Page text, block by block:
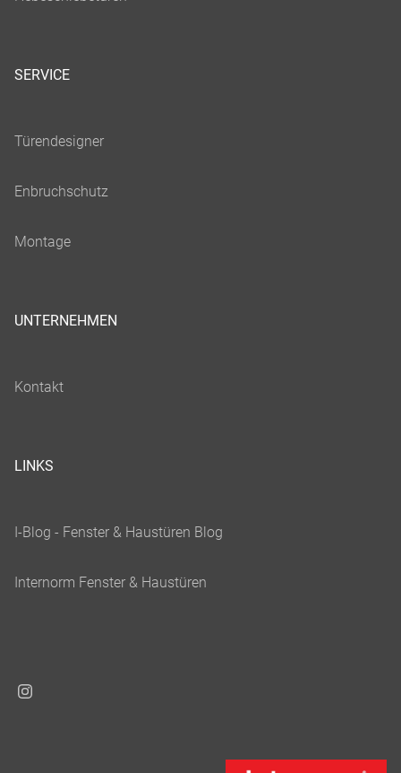
SERVICE
UNTERNEHMEN
LINKS